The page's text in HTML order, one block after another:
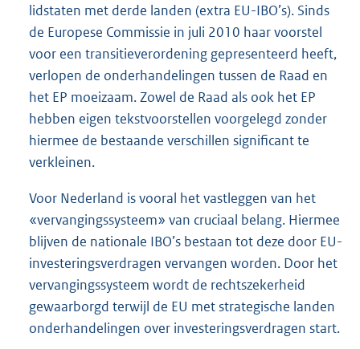
lidstaten met derde landen (extra EU-IBO’s). Sinds
de Europese Commissie in juli 2010 haar voorstel
voor een transitieverordening gepresenteerd heeft,
verlopen de onderhandelingen tussen de Raad en
het EP moeizaam. Zowel de Raad als ook het EP
hebben eigen tekstvoorstellen voorgelegd zonder
hiermee de bestaande verschillen significant te
verkleinen.
Voor Nederland is vooral het vastleggen van het
«vervangingssysteem» van cruciaal belang. Hiermee
blijven de nationale IBO’s bestaan tot deze door EU-
investeringsverdragen vervangen worden. Door het
vervangingssysteem wordt de rechtszekerheid
gewaarborgd terwijl de EU met strategische landen
onderhandelingen over investeringsverdragen start.